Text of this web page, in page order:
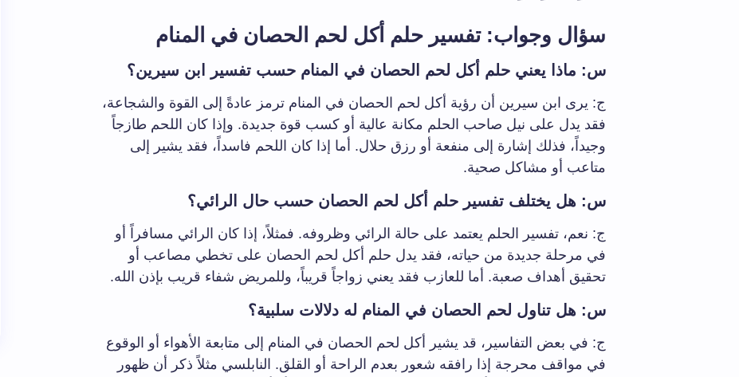
سؤال وجواب: تفسير حلم أكل لحم الحصان في المنام
س: ماذا يعني حلم أكل لحم الحصان في المنام حسب تفسير ابن سيرين؟
ج: يرى ابن سيرين أن رؤية أكل لحم الحصان في المنام ترمز عادةً إلى القوة والشجاعة،
فقد يدل على نيل صاحب الحلم مكانة عالية أو كسب قوة جديدة. وإذا كان اللحم طازجاً
وجيداً، فذلك إشارة إلى منفعة أو رزق حلال. أما إذا كان اللحم فاسداً، فقد يشير إلى
متاعب أو مشاكل صحية.
س: هل يختلف تفسير حلم أكل لحم الحصان حسب حال الرائي؟
ج: نعم، تفسير الحلم يعتمد على حالة الرائي وظروفه. فمثلاً، إذا كان الرائي مسافراً أو
في مرحلة جديدة من حياته، فقد يدل حلم أكل لحم الحصان على تخطي مصاعب أو
تحقيق أهداف صعبة. أما للعازب فقد يعني زواجاً قريباً، وللمريض شفاء قريب بإذن الله.
س: هل تناول لحم الحصان في المنام له دلالات سلبية؟
ج: في بعض التفاسير، قد يشير أكل لحم الحصان في المنام إلى متابعة الأهواء أو الوقوع
في مواقف محرجة إذا رافقه شعور بعدم الراحة أو القلق. النابلسي مثلاً ذكر أن ظهور